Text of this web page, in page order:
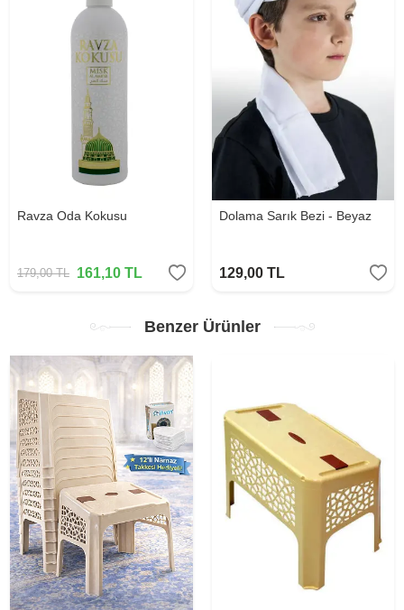
Ravza Oda Kokusu
179,00TL 161,10 TL
Dolama Sarık Bezi - Beyaz
129,00TL
Benzer Ürünler